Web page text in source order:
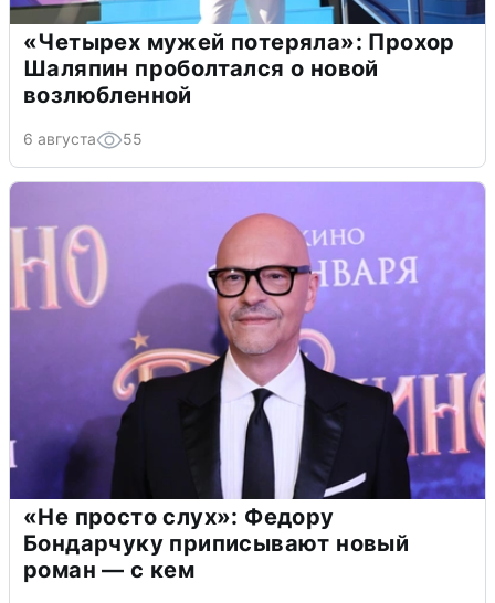
«Четырех мужей потеряла»: Прохор
Шаляпин проболтался о новой
возлюбленной
6 августа 55
«Не просто слух»: Федору
Бондарчуку приписывают новый
роман — с кем